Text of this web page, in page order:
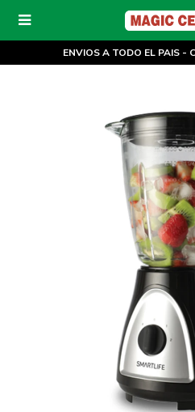

ENVIOS A TODO EL PAIS -